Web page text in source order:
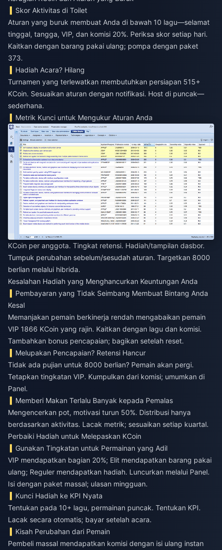
Skor Aktivitas di Toilet
Aturan yang buruk membuat Anda di bawah 10 lagu—selamat
tinggal, tangga, VIP, dan komisi 20%. Periksa skor setiap hari.
Kaitkan dengan barang pakai ulang; pompa dengan paket
373.
Hadiah Acara? Hilang
Turnamen yang terlewatkan membutuhkan persiapan 515+
KCoin. Sesuaikan aturan dengan notifikasi. Host di puncak—
sederhana.
Metrik Kunci untuk Mengukur Aturan Anda
KCoin per anggota. Tingkat retensi. Hadiah/tampilan dasbor.
Tumpuk perubahan sebelum/sesudah aturan. Targetkan 8000
berlian melalui hibrida.
Kesalahan Hadiah yang Menghancurkan Keuntungan Anda
Pembayaran yang Tidak Seimbang Membuat Bintang Anda
Kesal
Memanjakan pemain berkinerja rendah mengabaikan pemain
VIP 1866 KCoin yang rajin. Kaitkan dengan lagu dan komisi.
Tambahkan bonus pencapaian; bagikan setelah reset.
Melupakan Pencapaian? Retensi Hancur
Tidak ada pujian untuk 8000 berlian? Pemain akan pergi.
Tetapkan tingkatan VIP. Kumpulkan dari komisi; umumkan di
Panel.
Memberi Makan Terlalu Banyak kepada Pemalas
Mengencerkan pot, motivasi turun 50%. Distribusi hanya
berdasarkan aktivitas. Lacak metrik; sesuaikan setiap kuartal.
Perbaiki Hadiah untuk Melepaskan KCoin
Gunakan Tingkatan untuk Permainan yang Adil
VIP mendapatkan bagian 20%; Elit mendapatkan barang pakai
ulang; Reguler mendapatkan hadiah. Luncurkan melalui Panel.
Isi dengan paket massal; ulasan mingguan.
Kunci Hadiah ke KPI Nyata
Tentukan pada 10+ lagu, permainan puncak. Tentukan KPI.
Lacak secara otomatis; bayar setelah acara.
Kisah Perubahan dari Pemain
Pembeli massal mendapatkan komisi dengan isi ulang instan